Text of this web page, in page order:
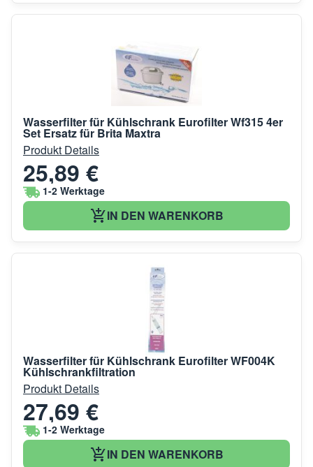
Wasserfilter für Kühlschrank Eurofilter Wf315 4er
Set Ersatz für Brita Maxtra
Produkt Details
25,89 €
1-2 Werktage
IN DEN WARENKORB
Wasserfilter für Kühlschrank Eurofilter WF004K
Kühlschrankfiltration
Produkt Details
27,69 €
1-2 Werktage
IN DEN WARENKORB